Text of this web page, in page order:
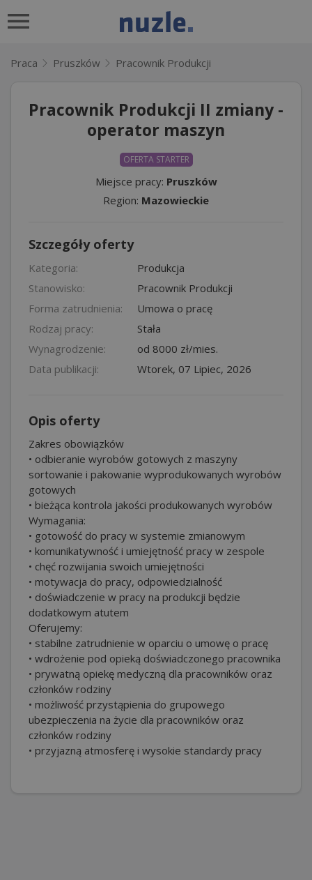
Praca Pruszków Pracownik Produkcji
Pracownik Produkcji II zmiany -
operator maszyn
OFERTA STARTER
Miejsce pracy: Pruszków
Region: Mazowieckie
Szczegóły oferty
Kategoria:
Produkcja
Stanowisko:
Pracownik Produkcji
Forma zatrudnienia:
Umowa o pracę
Rodzaj pracy:
Stała
Wynagrodzenie:
od 8000 zł/mies.
Data publikacji:
Wtorek, 07 Lipiec, 2026
Opis oferty
Zakres obowiązków
• odbieranie wyrobów gotowych z maszyny
sortowanie i pakowanie wyprodukowanych wyrobów
gotowych
• bieżąca kontrola jakości produkowanych wyrobów
Wymagania:
• gotowość do pracy w systemie zmianowym
• komunikatywność i umiejętność pracy w zespole
• chęć rozwijania swoich umiejętności
• motywacja do pracy, odpowiedzialność
• doświadczenie w pracy na produkcji będzie
dodatkowym atutem
Oferujemy:
• stabilne zatrudnienie w oparciu o umowę o pracę
• wdrożenie pod opieką doświadczonego pracownika
• prywatną opiekę medyczną dla pracowników oraz
członków rodziny
• możliwość przystąpienia do grupowego
ubezpieczenia na życie dla pracowników oraz
członków rodziny
• przyjazną atmosferę i wysokie standardy pracy